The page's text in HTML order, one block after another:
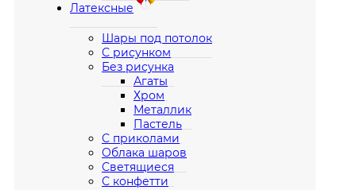
Латексные
Шары под потолок
С рисунком
Без рисунка
Агаты
Хром
Металлик
Пастель
С приколами
Облака шаров
Светящиеся
С конфетти